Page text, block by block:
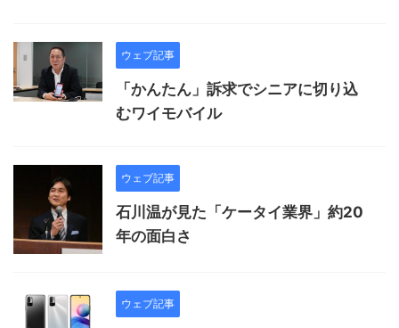
ウェブ記事
「かんたん」訴求でシニアに切り込
むワイモバイル
ウェブ記事
石川温が見た「ケータイ業界」約20
年の面白さ
ウェブ記事